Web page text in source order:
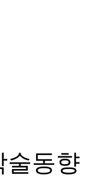
술동향